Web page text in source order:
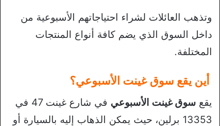
وتذهب العائلات لشراء احتياجاتهم الأسبوعية من
داخل السوق الذي يضم كافة أنواع المنتجات
المختلفة.
أين يقع سوق غينت الأسبوعي؟
يقع سوق غينت الأسبوعي
في شارع غينت 47 في
13353 برلين، حيث يمكن الذهاب إليه بالسيارة أو